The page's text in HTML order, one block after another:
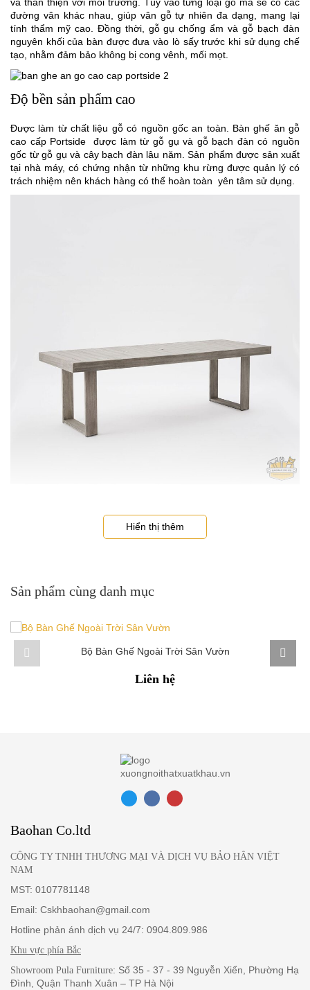
và thân thiện với môi trường. Tùy vào từng loại gỗ mà sẽ có các
đường vân khác nhau, giúp vân gỗ tự nhiên đa dạng, mang lại
tính thẩm mỹ cao. Đồng thời, gỗ gụ chống ẩm và gỗ bạch đàn
nguyên khối của bàn được đưa vào lò sấy trước khi sử dụng chế
tạo, nhằm đảm bảo không bị cong vênh, mối mọt.
Độ bền sản phẩm cao
Được làm từ chất liệu gỗ có nguồn gốc an toàn. Bàn ghế ăn gỗ
cao cấp Portside
được làm từ gỗ gụ và gỗ bạch đàn có nguồn
gốc từ gỗ gụ và cây bạch đàn lâu năm. Sản phẩm được sản xuất
tại nhà máy, có chứng nhận từ những khu rừng được quản lý có
trách nhiệm nên khách hàng có thể hoàn toàn yên tâm sử dụng.
Bàn ghế ăn gỗ cao cấp Porside có độ bền đẹp cao bởi gỗ tự
nhiên khi sử dụng càng lâu sẽ càng lên màu đẹp. Với màu sắc tự
Ghế ngồi đi kèm với bàn ăn được thiết kế tinh tế và đệm ngồi êm
khí ấm cúng.
Hiển thị thêm
Sản phẩm cùng danh mục
Bộ Bàn Ghế Ngoài Trời Sân Vườn
Liên hệ
Baohan Co.ltd
CÔNG TY TNHH THƯƠNG MẠI VÀ DỊCH VỤ BẢO HÂN VIỆT
NAM
MST: 0107781148
Email: Cskhbaohan@gmail.com
Hotline phản ánh dịch vụ 24/7: 0904.809.986
Khu vực phía Bắc
Showroom Pula Furniture: Số 35 - 37 - 39 Nguyễn Xiển, Phường Hạ
Đình, Quận Thanh Xuân – TP Hà Nội